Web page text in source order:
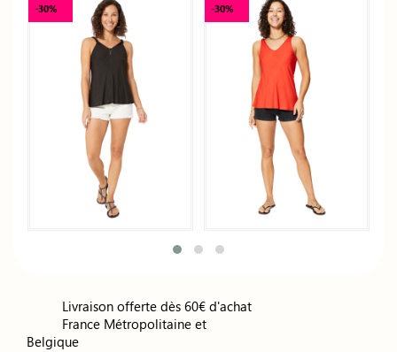
-30% -30%
Livraison offerte dès 60€ d'achat
France Métropolitaine et
Belgique